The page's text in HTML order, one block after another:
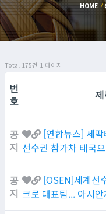
HOME
Total 175건 1 페이지
번
호
공
지
[연합뉴스] 세
선수권 참가차 태국
공
지
[OSEN]세계선
크로 대표팀... 아시